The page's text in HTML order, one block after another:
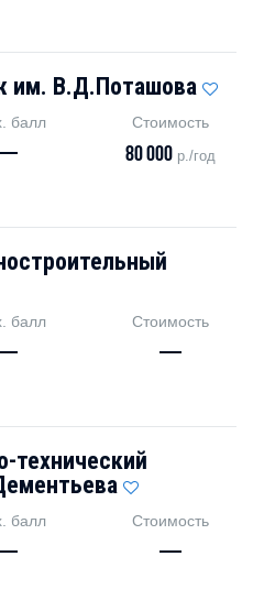
им. В.Д.Поташова
балл Стоимость
80 000 р./год
балл Стоимость
—
технический
балл Стоимость
—